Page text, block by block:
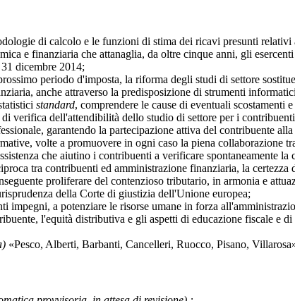
di calcolo e le funzioni di stima dei ricavi presunti relativi
e finanziaria che attanaglia, da oltre cinque anni, gli
dicembre 2014;
periodo d'imposta, la riforma degli studi di settore
anche attraverso la predisposizione di strumenti
standard, comprendere le cause di eventuali
dell'attendibilità dello studio di settore per i contribuenti
garantendo la partecipazione attiva del contribuente
volte a promuovere in ogni caso la piena collaborazione
che aiutino i contribuenti a verificare spontaneamente
tra contribuenti ed amministrazione finanziaria, la
proliferare del contenzioso tributario, in armonia e
della Corte di giustizia dell'Unione europea;
a potenziare le risorse umane in forza
l'equità distributiva e gli aspetti di educazione fiscale e di
«Pesco, Alberti, Barbanti, Cancelleri, Ruocco, Pisano, Villarosa